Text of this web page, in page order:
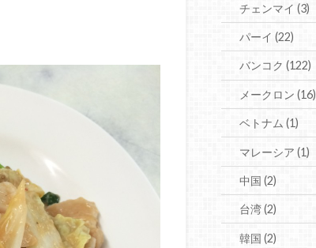
チェンマイ(3)
パーイ(22)
バンコク(122)
メークロン(16)
ベトナム(1)
マレーシア(1)
中国(2)
台湾(2)
韓国(2)